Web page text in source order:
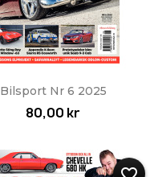
Bilsport Nr 6 2025
80,00 kr